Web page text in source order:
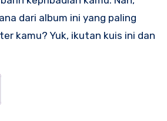
dari album ini yang paling
kamu? Yuk, ikutan kuis ini dan